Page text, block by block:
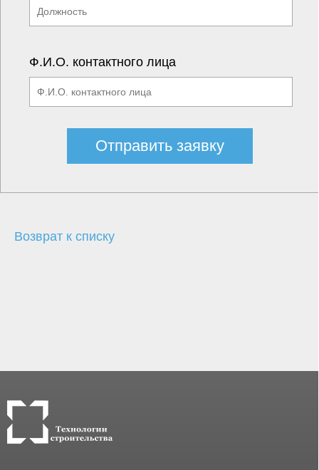
Ф.И.О. контактного лица
Отправить заявку
Возврат к списку